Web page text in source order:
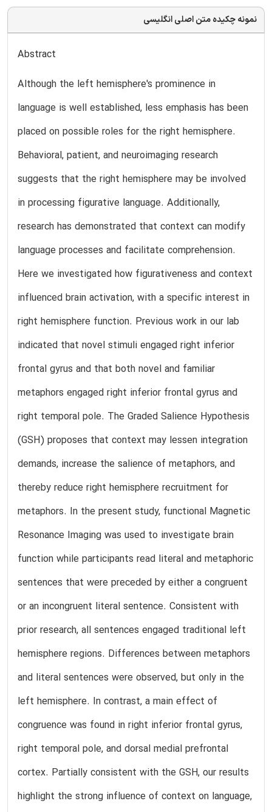
نمونه چکیده متن اصلی انگلیسی
Abstract
Although the left hemisphere's prominence in
language is well established, less emphasis has been
placed on possible roles for the right hemisphere.
Behavioral, patient, and neuroimaging research
suggests that the right hemisphere may be involved
in processing figurative language. Additionally,
research has demonstrated that context can modify
language processes and facilitate comprehension.
Here we investigated how figurativeness and context
influenced brain activation, with a specific interest in
right hemisphere function. Previous work in our lab
indicated that novel stimuli engaged right inferior
frontal gyrus and that both novel and familiar
metaphors engaged right inferior frontal gyrus and
right temporal pole. The Graded Salience Hypothesis
(GSH) proposes that context may lessen integration
demands, increase the salience of metaphors, and
thereby reduce right hemisphere recruitment for
metaphors. In the present study, functional Magnetic
Resonance Imaging was used to investigate brain
function while participants read literal and metaphoric
sentences that were preceded by either a congruent
or an incongruent literal sentence. Consistent with
prior research, all sentences engaged traditional left
hemisphere regions. Differences between metaphors
and literal sentences were observed, but only in the
left hemisphere. In contrast, a main effect of
congruence was found in right inferior frontal gyrus,
right temporal pole, and dorsal medial prefrontal
cortex. Partially consistent with the GSH, our results
highlight the strong influence of context on language,